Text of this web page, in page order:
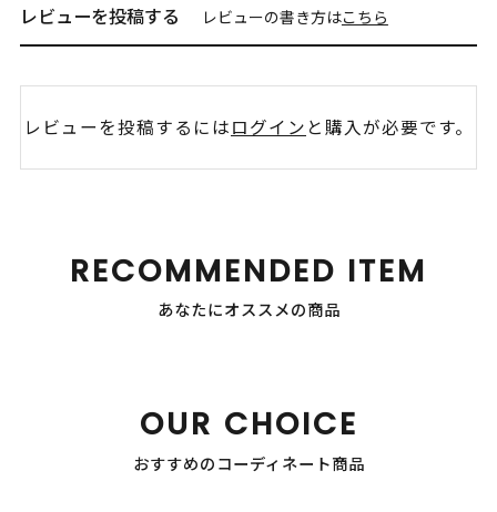
レビューを投稿する レビューの書き方はこちら
レビューを投稿するにはログイン と購入が必要です。
RECOMMENDED ITEM
あなたにオススメの商品
OUR CHOICE
おすすめのコーディネート商品